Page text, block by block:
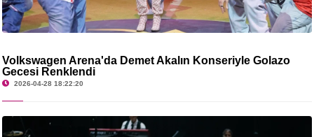
Volkswagen Arena'da Demet Akalın Konseriyle Golazo
Gecesi Renklendi
2026-04-28 18:22:20